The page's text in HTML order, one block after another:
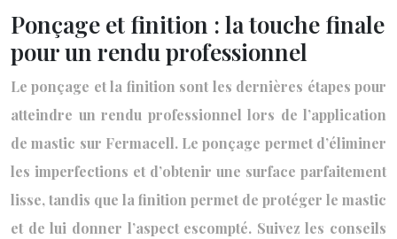
Ponçage et finition : la touche finale
pour un rendu professionnel
Le ponçage et la finition sont les dernières étapes pour
atteindre un rendu professionnel lors de l’application
de mastic sur Fermacell. Le ponçage permet d’éliminer
les imperfections et d’obtenir une surface parfaitement
lisse, tandis que la finition permet de protéger le mastic
et de lui donner l’aspect escompté. Suivez les conseils